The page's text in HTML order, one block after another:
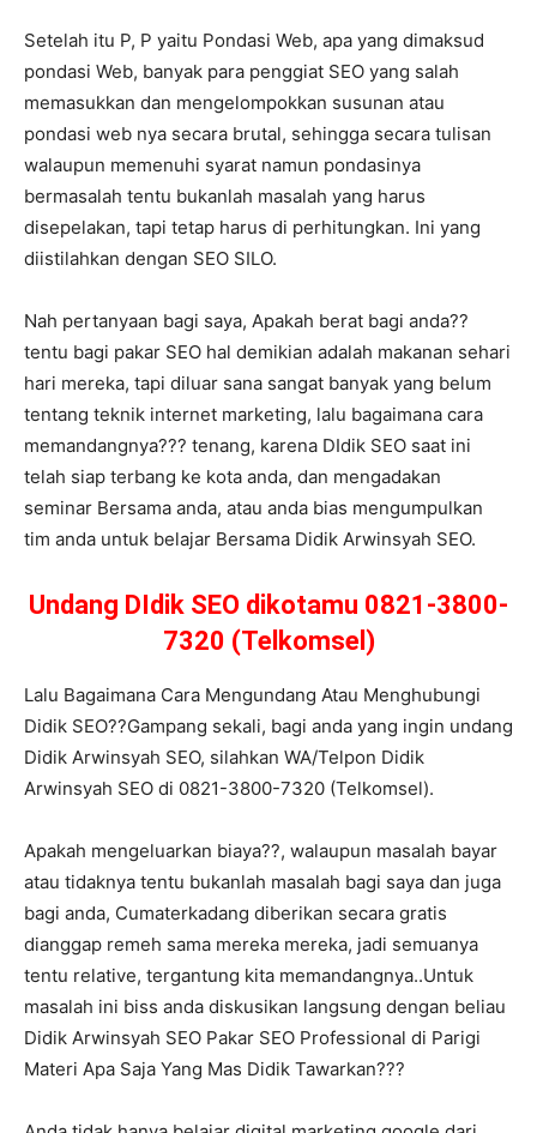
Setelah itu P, P yaitu Pondasi Web, apa yang dimaksud
pondasi Web, banyak para penggiat SEO yang salah
memasukkan dan mengelompokkan susunan atau
pondasi web nya secara brutal, sehingga secara tulisan
walaupun memenuhi syarat namun pondasinya
bermasalah tentu bukanlah masalah yang harus
disepelakan, tapi tetap harus di perhitungkan. Ini yang
diistilahkan dengan SEO SILO.
Nah pertanyaan bagi saya, Apakah berat bagi anda??
tentu bagi pakar SEO hal demikian adalah makanan sehari
hari mereka, tapi diluar sana sangat banyak yang belum
tentang teknik internet marketing, lalu bagaimana cara
memandangnya??? tenang, karena DIdik SEO saat ini
telah siap terbang ke kota anda, dan mengadakan
seminar Bersama anda, atau anda bias mengumpulkan
tim anda untuk belajar Bersama Didik Arwinsyah SEO.
Undang DIdik SEO dikotamu 0821-3800-
7320 (Telkomsel)
Lalu Bagaimana Cara Mengundang Atau Menghubungi
Didik SEO??Gampang sekali, bagi anda yang ingin undang
Didik Arwinsyah SEO, silahkan WA/Telpon Didik
Arwinsyah SEO di 0821-3800-7320 (Telkomsel).
Apakah mengeluarkan biaya??, walaupun masalah bayar
atau tidaknya tentu bukanlah masalah bagi saya dan juga
bagi anda, Cumaterkadang diberikan secara gratis
dianggap remeh sama mereka mereka, jadi semuanya
tentu relative, tergantung kita memandangnya..Untuk
masalah ini biss anda diskusikan langsung dengan beliau
Didik Arwinsyah SEO Pakar SEO Professional di Parigi
Materi Apa Saja Yang Mas Didik Tawarkan???